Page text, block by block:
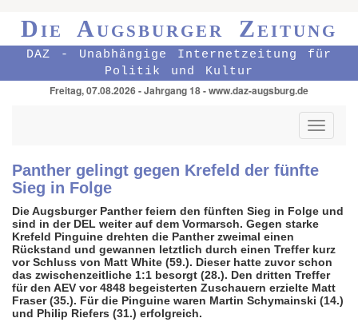
Die Augsburger Zeitung
DAZ - Unabhängige Internetzeitung für
Politik und Kultur
Freitag, 07.08.2026 - Jahrgang 18 - www.daz-augsburg.de
Toggle
Panther gelingt gegen Krefeld der fünfte
Sieg in Folge
Die Augsburger Panther feiern den fünften Sieg in Folge und
sind in der DEL weiter auf dem Vormarsch. Gegen starke
Krefeld Pinguine drehten die Panther zweimal einen
Rückstand und gewannen letztlich durch einen Treffer kurz
vor Schluss von Matt White (59.). Dieser hatte zuvor schon
das zwischenzeitliche 1:1 besorgt (28.). Den dritten Treffer
für den AEV vor 4848 begeisterten Zuschauern erzielte Matt
Fraser (35.). Für die Pinguine waren Martin Schymainski (14.)
und Philip Riefers (31.) erfolgreich.